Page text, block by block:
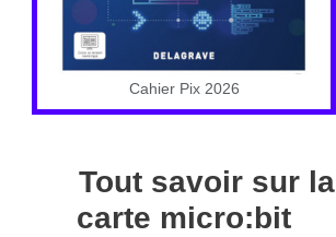
Cahier Pix 2026
Tout savoir sur la
carte micro:bit